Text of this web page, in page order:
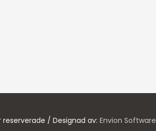
/ Designad av: Envion Software